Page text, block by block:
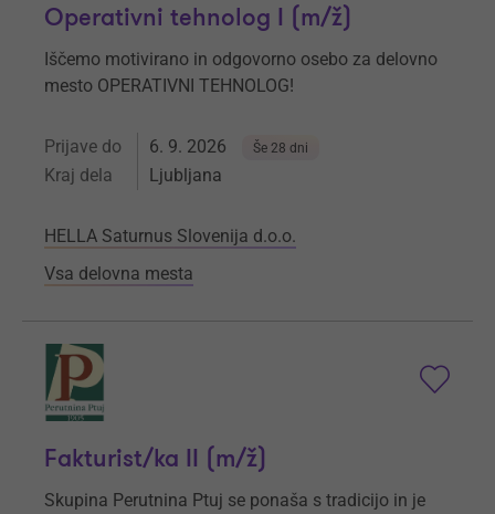
Operativni tehnolog I (m/ž)
Iščemo motivirano in odgovorno osebo za delovno
mesto OPERATIVNI TEHNOLOG!
Prijave do 6. 9. 2026 Še 28 dni
Kraj dela Ljubljana
HELLA Saturnus Slovenija d.o.o.
Vsa delovna mesta
Fakturist/ka II (m/ž)
Skupina Perutnina Ptuj se ponaša s tradicijo in je